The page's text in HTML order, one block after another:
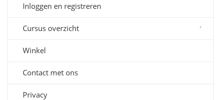
Inloggen en registreren
Cursus overzicht
Winkel
Contact met ons
Privacy